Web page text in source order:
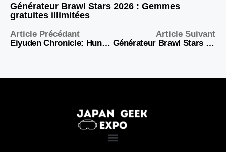
Générateur Brawl Stars 2026 : Gemmes
gratuites illimitées
Article Précédant
Eiyuden Chronicle: Hundred Heroes – Votre guide complet pour l’aventure
Article Suivant
Générateur Brawl Stars 2026 : Gemmes gratuites illimitées